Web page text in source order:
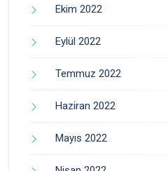
Ekim 2022
Eylül 2022
Temmuz 2022
Haziran 2022
Mayıs 2022